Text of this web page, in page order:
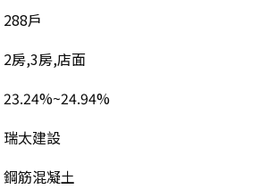
288戶
2房,3房,店面
23.24%~24.94%
瑞太建設
鋼筋混凝土